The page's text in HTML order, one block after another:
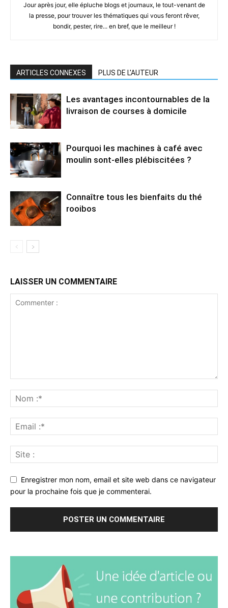
Jour après jour, elle épluche blogs et journaux, le tout-venant de
la presse, pour trouver les thématiques qui vous feront rêver,
bondir, pester, rire... en bref, que le meilleur !
ARTICLES CONNEXES PLUS DE L'AUTEUR
Les avantages incontournables de la
livraison de courses à domicile
Pourquoi les machines à café avec
moulin sont-elles plébiscitées ?
Connaître tous les bienfaits du thé
rooibos
LAISSER UN COMMENTAIRE
Enregistrer mon nom, email et site web dans ce navigateur
pour la prochaine fois que je commenterai.